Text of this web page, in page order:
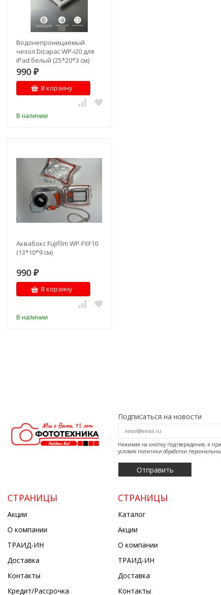
Водонепроницаемый
чехол Dicapac WP-i20 для
iPad белый (25*20*3 см)
990 ₽
В корзину
В наличии
Аквабокс Fujifilm WP-FXF10
(13*10*9 см)
990 ₽
В корзину
В наличии
Подписаться на новости
Нажимая на кнопку подтверждения, я
условия политики обработки
СТРАНИЦЫ
Акции
О компании
ТРАИД-ИН
Доставка
Контакты
Кредит/Рассрочка
СТРАНИЦЫ
Каталог
Акции
О компании
ТРАИД-ИН
Доставка
Контакты